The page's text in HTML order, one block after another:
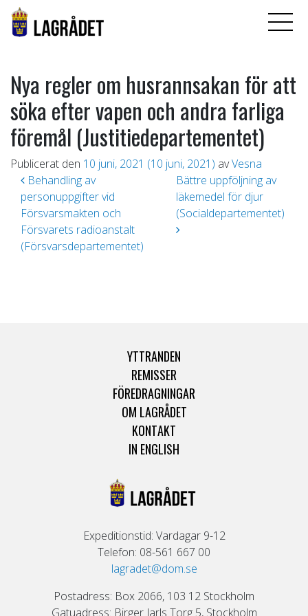
Nya regler om husrannsakan för att
söka efter vapen och andra farliga
föremål (Justitiedepartementet)
Publicerat den 10 juni, 2021 (10 juni, 2021) avVesna
Inläggsnavigering
Behandling av
personuppgifter vid
Försvarsmakten och
Försvarets radioanstalt
(Försvarsdepartementet)
Bättre uppföljning av
läkemedel för djur
(Socialdepartementet)
YTTRANDEN
REMISSER
FÖREDRAGNINGAR
OM LAGRÅDET
KONTAKT
IN ENGLISH
Expeditionstid: Vardagar 9-12
Telefon: 08-561 667 00
lagradet@dom.se
Postadress: Box 2066, 103 12 Stockholm
Gatuadress: Birger Jarls Torg 5, Stockholm